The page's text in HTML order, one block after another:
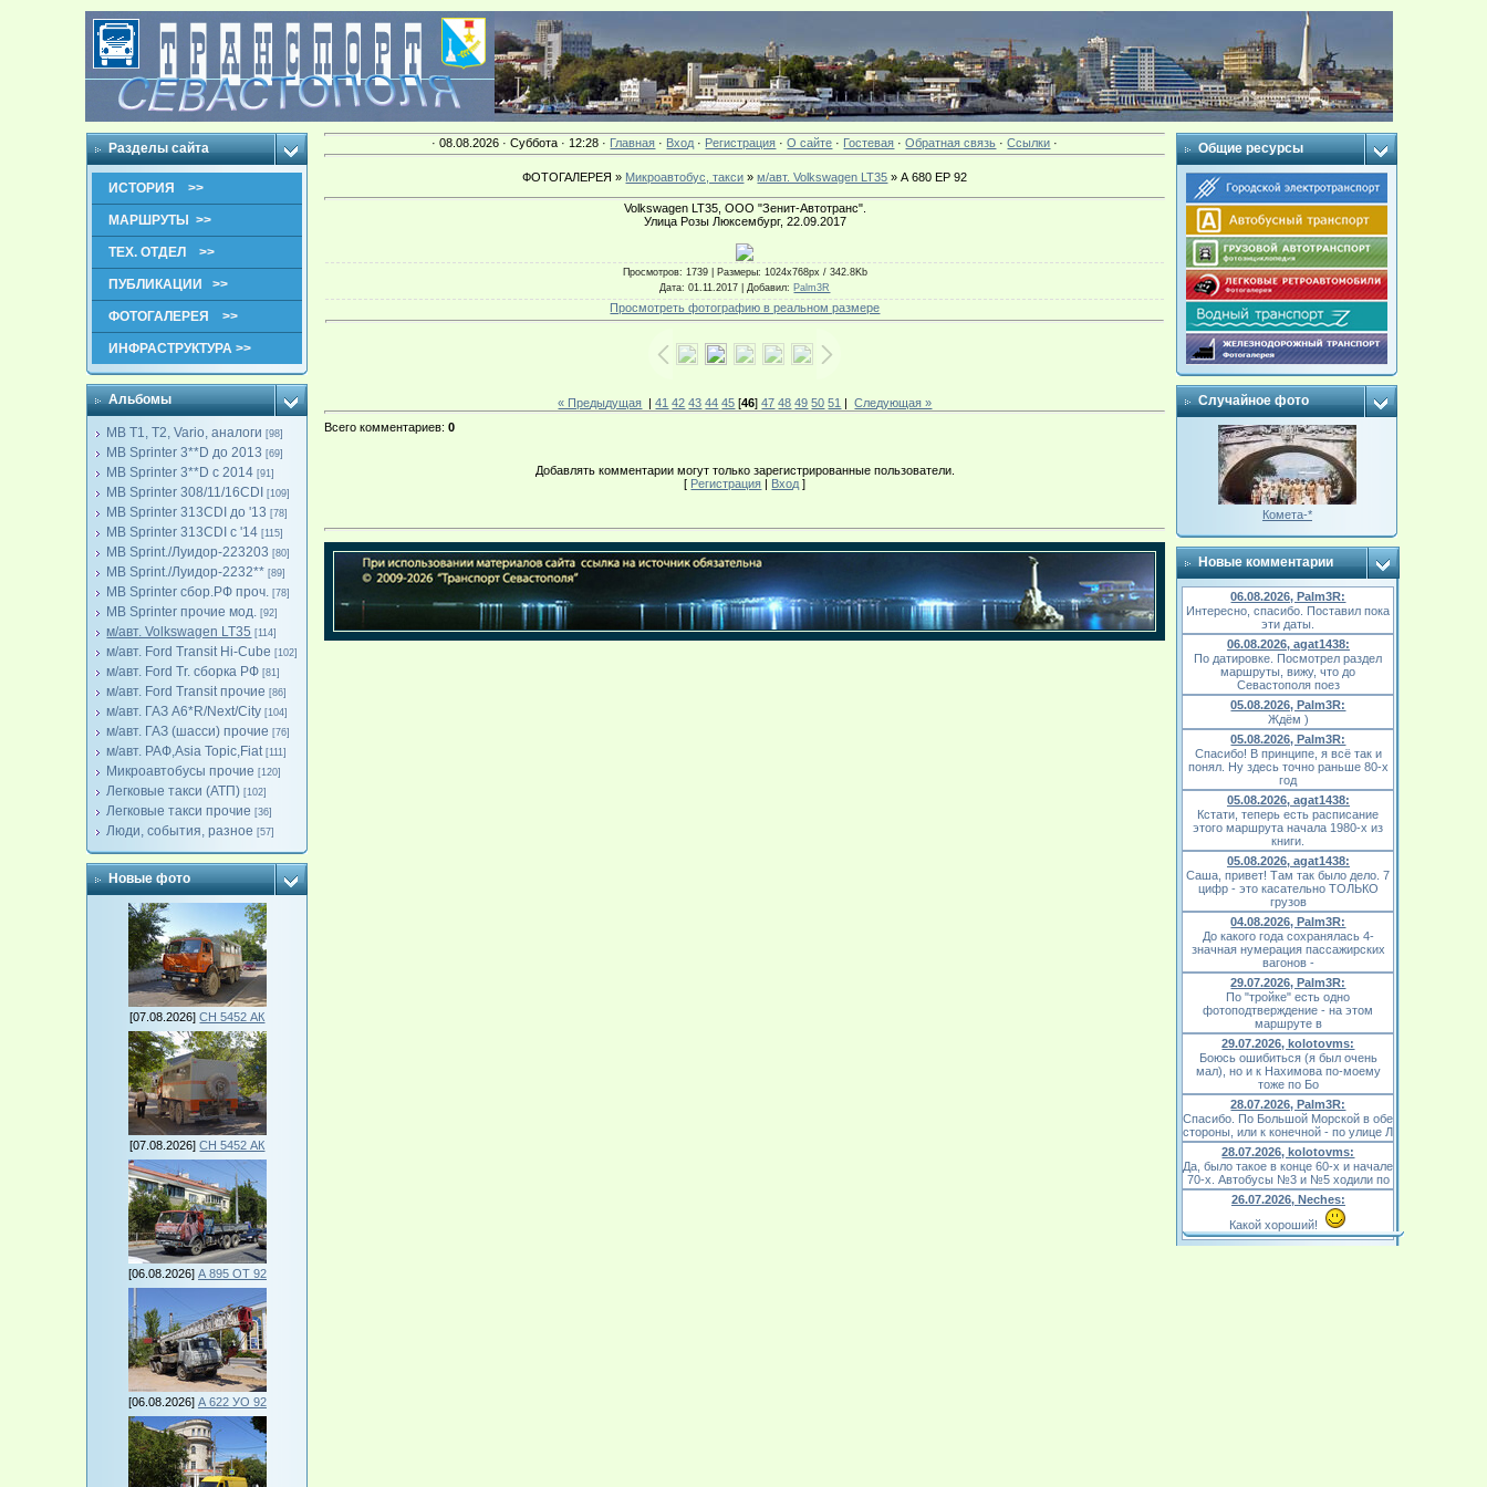
Разделы сайта
ИСТОРИЯ >>
МАРШРУТЫ >>
ТЕХ. ОТДЕЛ >>
ПУБЛИКАЦИИ >>
ФОТОГАЛЕРЕЯ >>
ИНФРАСТРУКТУРА >>
Альбомы
MB T1, T2, Vario, аналоги [98]
MB Sprinter 3**D до 2013 [69]
MB Sprinter 3**D с 2014 [91]
MB Sprinter 308/11/16CDI [109]
MB Sprinter 313CDI до '13 [78]
MB Sprinter 313CDI с '14 [115]
MB Sprint./Луидор-223203 [80]
MB Sprint./Луидор-2232** [89]
MB Sprinter сбор.РФ проч. [78]
MB Sprinter прочие мод. [92]
м/авт. Volkswagen LT35 [114]
м/авт. Ford Transit Hi-Cube [102]
м/авт. Ford Tr. сборка РФ [81]
м/авт. Ford Transit прочие [86]
м/авт. ГАЗ A6*R/Next/City [104]
м/авт. ГАЗ (шасси) прочие [76]
м/авт. РАФ,Asia Topic,Fiat [111]
Микроавтобусы прочие [120]
Легковые такси (АТП) [102]
Легковые такси прочие [36]
Люди, события, разное [57]
Новые фото
[07.08.2026]СН 5452 АК
[07.08.2026]СН 5452 АК
[06.08.2026] А 895 ОТ 92
[06.08.2026] А 622 УО 92
· 08.08.2026 · Суббота · 12:28 · Главная · Вход · Регистрация ·О сайте · Гостевая ·Обратная связь ·Ссылки ·
ФОТОГАЛЕРЕЯ » Микроавтобус, такси »м/авт. Volkswagen LT35 » А 680 ЕР 92
Volkswagen LT35, ООО "Зенит-Автотранс".
Улица Розы Люксембург, 22.09.2017
Просмотров: 1739 | Размеры: 1024x768px / 342.8Kb
Дата: 01.11.2017 |Добавил: Palm3R
Просмотреть фотографию в реальном размере
« Предыдущая |41 42 43 44 45 [46]47 48 49 50 51 |Следующая »
Всего комментариев:0
Добавлять комментарии могут только зарегистрированные пользователи.
[ Регистрация | Вход ]
Общие ресурсы
Случайное фото
Комета-*
Новые комментарии
06.08.2026, Palm3R:
Интересно, спасибо. Поставил пока
эти даты.
06.08.2026, agat1438:
По датировке. Посмотрел раздел
маршруты, вижу, что до
Севастополя поез
05.08.2026, Palm3R:
Ждём )
05.08.2026, Palm3R:
Спасибо! В принципе, я всё так и
понял. Ну здесь точно раньше 80-х
год
05.08.2026, agat1438:
Кстати, теперь есть расписание
этого маршрута начала 1980-х из
книги.
05.08.2026, agat1438:
Саша, привет! Там так было дело. 7
цифр - это касательно ТОЛЬКО
грузов
04.08.2026, Palm3R:
До какого года сохранялась 4-
значная нумерация пассажирских
вагонов -
29.07.2026, Palm3R:
По "тройке" есть одно
фотоподтверждение - на этом
маршруте в
29.07.2026, kolotovms:
Боюсь ошибиться (я был очень
мал), но и к Нахимова по-моему
тоже по Бо
28.07.2026, Palm3R:
Спасибо. По Большой Морской в обе
стороны, или к конечной - по улице Л
28.07.2026, kolotovms:
Да, было такое в конце 60-х и начале
70-х. Автобусы №3 и №5 ходили по
26.07.2026, Neches:
Какой хороший!